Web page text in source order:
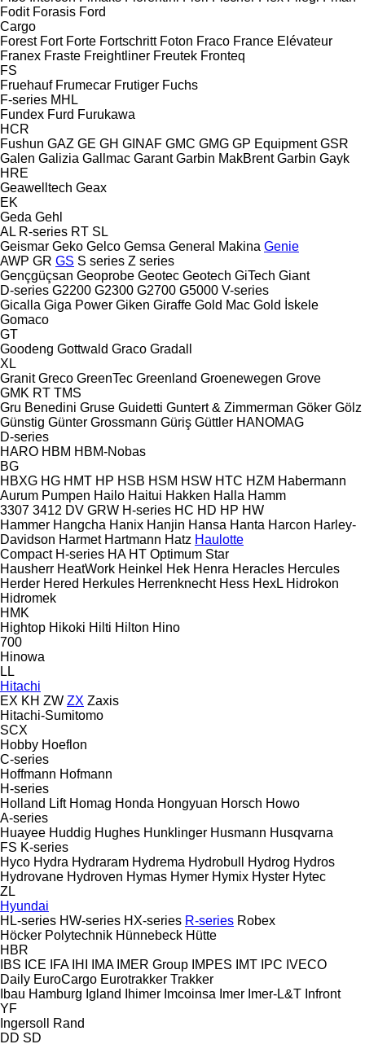
Fodit Forasis Ford
Cargo
Forest Fort Forte Fortschritt Foton Fraco France Elévateur
Franex Fraste Freightliner Freutek Fronteq
FS
Fruehauf Frumecar Frutiger Fuchs
F-series MHL
Fundex Furd Furukawa
HCR
Fushun GAZ GE GH GINAF GMC GMG GP Equipment GSR
Galen Galizia Gallmac Garant Garbin MakBrent Garbin Gayk
HRE
Geawelltech Geax
EK
Geda Gehl
AL R-series RT SL
Geismar Geko Gelco Gemsa General Makina Genie
AWP GR GS S series Z series
Gençgüçsan Geoprobe Geotec Geotech GiTech Giant
D-series G2200 G2300 G2700 G5000 V-series
Gicalla Giga Power Giken Giraffe Gold Mac Gold İskele
Gomaco
GT
Goodeng Gottwald Graco Gradall
XL
Granit Greco GreenTec Greenland Groenewegen Grove
GMK RT TMS
Gru Benedini Gruse Guidetti Guntert & Zimmerman Göker Gölz
Günstig Günter Grossmann Güriş Güttler HANOMAG
D-series
HARO HBM HBM-Nobas
BG
HBXG HG HMT HP HSB HSM HSW HTC HZM Habermann
Aurum Pumpen Hailo Haitui Hakken Halla Hamm
3307 3412 DV GRW H-series HC HD HP HW
Hammer Hangcha Hanix Hanjin Hansa Hanta Harcon Harley-
Davidson Harmet Hartmann Hatz Haulotte
Compact H-series HA HT Optimum Star
Hausherr HeatWork Heinkel Hek Henra Heracles Hercules
Herder Hered Herkules Herrenknecht Hess HexL Hidrokon
Hidromek
HMK
Hightop Hikoki Hilti Hilton Hino
700
Hinowa
LL
Hitachi
EX KH ZW ZX Zaxis
Hitachi-Sumitomo
SCX
Hobby Hoeflon
C-series
Hoffmann Hofmann
H-series
Holland Lift Homag Honda Hongyuan Horsch Howo
A-series
Huayee Huddig Hughes Hunklinger Husmann Husqvarna
FS K-series
Hyco Hydra Hydraram Hydrema Hydrobull Hydrog Hydros
Hydrovane Hydroven Hymas Hymer Hymix Hyster Hytec
ZL
Hyundai
HL-series HW-series HX-series R-series Robex
Höcker Polytechnik Hünnebeck Hütte
HBR
IBS ICE IFA IHI IMA IMER Group IMPES IMT IPC IVECO
Daily EuroCargo Eurotrakker Trakker
Ibau Hamburg Igland Ihimer Imcoinsa Imer Imer-L&T Infront
YF
Ingersoll Rand
DD SD